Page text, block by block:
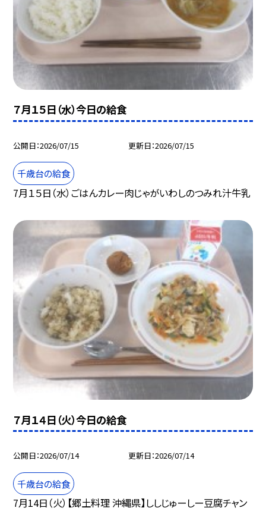
７月１５日（水）今日の給食
公開日 2026/07/15 更新日 2026/07/15
千歳台の給食
7月１５日（水）ごはんカレー肉じゃがいわしのつみれ汁牛乳
７月１４日（火）今日の給食
公開日 2026/07/14 更新日 2026/07/14
千歳台の給食
7月14日（火）【郷土料理 沖縄県】ししじゅーしー豆腐チャン